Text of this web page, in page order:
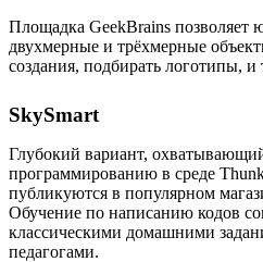
Площадка GeekBrains
двухмерные и трёхмерные
создания, подбирать логотипы, и
SkySmart
Глубокий вариант,
программированию в среде
публикуются в популярном
Обучение по написанию кодов
классическими домашними
педагогами.